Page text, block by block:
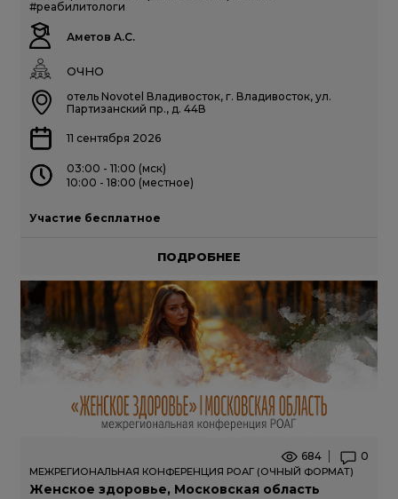
#реабилитологи
Аметов А.С.
ОЧНО
отель Novotel Владивосток, г. Владивосток, ул.
Партизанский пр., д. 44В
11 сентября 2026
03:00 - 11:00 (мск)
10:00 - 18:00 (местное)
Участие бесплатное
ПОДРОБНЕЕ
684 0
МЕЖРЕГИОНАЛЬНАЯ КОНФЕРЕНЦИЯ РОАГ (ОЧНЫЙ ФОРМАТ)
Женское здоровье, Московская область